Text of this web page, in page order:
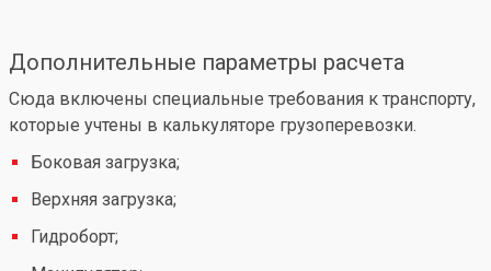
Дополнительные параметры расчета
Сюда включены специальные требования к транспорту,
которые учтены в калькуляторе грузоперевозки.
Боковая загрузка;
Верхняя загрузка;
Гидроборт;